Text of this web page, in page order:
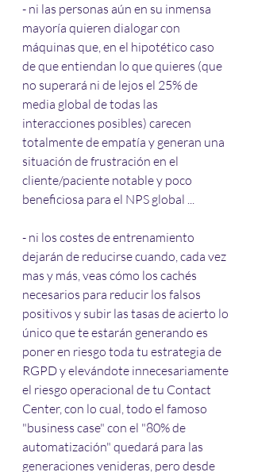
- ni las personas aún en su inmensa
mayoría quieren dialogar con
máquinas que, en el hipotético caso
de que entiendan lo que quieres (que
no superará ni de lejos el 25% de
media global de todas las
interacciones posibles) carecen
totalmente de empatía y generan una
situación de frustración en el
cliente/paciente notable y poco
beneficiosa para el NPS global ...
- ni los costes de entrenamiento
dejarán de reducirse cuando, cada vez
mas y más, veas cómo los cachés
necesarios para reducir los falsos
positivos y subir las tasas de acierto lo
único que te estarán generando es
poner en riesgo toda tu estrategia de
RGPD y elevándote innecesariamente
el riesgo operacional de tu Contact
Center, con lo cual, todo el famoso
"business case" con el "80% de
automatización" quedará para las
generaciones venideras, pero desde